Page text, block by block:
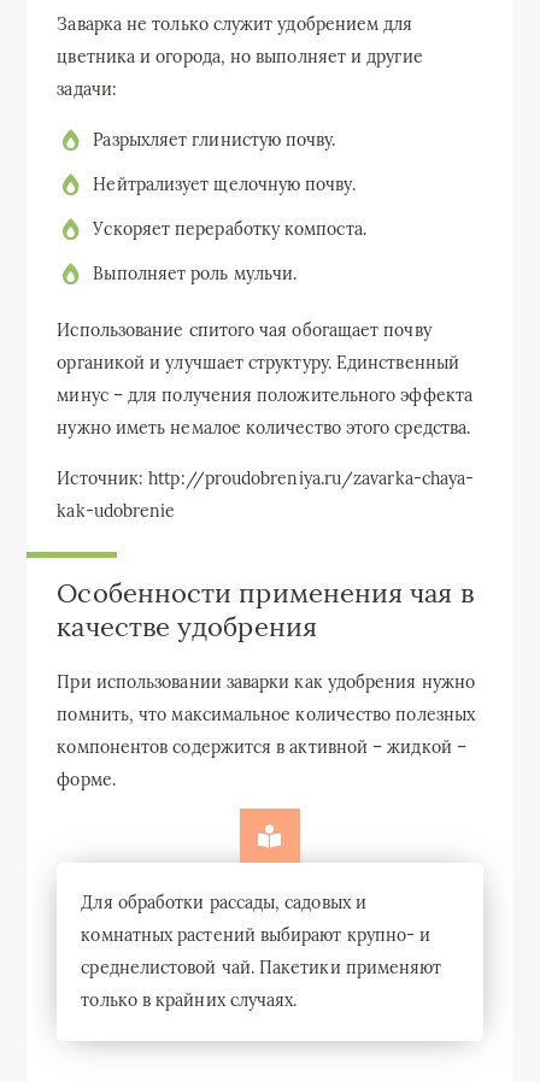
Заварка не только служит удобрением для
цветника и огорода, но выполняет и другие
задачи:
Разрыхляет глинистую почву.
Нейтрализует щелочную почву.
Ускоряет переработку компоста.
Выполняет роль мульчи.
Использование спитого чая обогащает почву
органикой и улучшает структуру. Единственный
минус – для получения положительного эффекта
нужно иметь немалое количество этого средства.
Источник: http://proudobreniya.ru/zavarka-chaya-
kak-udobrenie
Особенности применения чая в
качестве удобрения
При использовании заварки как удобрения нужно
помнить, что максимальное количество полезных
компонентов содержится в активной – жидкой –
форме.
Для обработки рассады, садовых и
комнатных растений выбирают крупно- и
среднелистовой чай. Пакетики применяют
только в крайних случаях.